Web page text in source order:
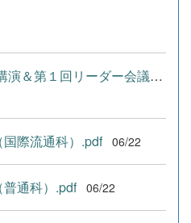
教養科通信7号(ユニクロ講演＆第１回リーダー会議) .pdf
際流通科）.pdf 06/22
通科）.pdf 06/22